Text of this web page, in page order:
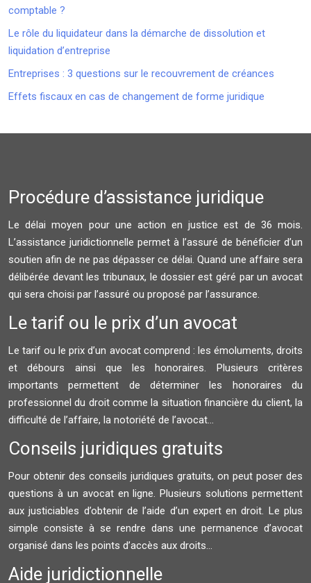
comptable ?
Le rôle du liquidateur dans la démarche de dissolution et
liquidation d’entreprise
Entreprises : 3 questions sur le recouvrement de créances
Effets fiscaux en cas de changement de forme juridique
Procédure d’assistance juridique
Le délai moyen pour une action en justice est de 36 mois.
L’assistance juridictionnelle permet à l’assuré de bénéficier d’un
soutien afin de ne pas dépasser ce délai. Quand une affaire sera
délibérée devant les tribunaux, le dossier est géré par un avocat
qui sera choisi par l’assuré ou proposé par l’assurance.
Le tarif ou le prix d’un avocat
Le tarif ou le prix d’un avocat comprend : les émoluments, droits
et débours ainsi que les honoraires. Plusieurs critères
importants permettent de déterminer les honoraires du
professionnel du droit comme la situation financière du client, la
difficulté de l’affaire, la notoriété de l’avocat…
Conseils juridiques gratuits
Pour obtenir des conseils juridiques gratuits, on peut poser des
questions à un avocat en ligne. Plusieurs solutions permettent
aux justiciables d’obtenir de l’aide d’un expert en droit. Le plus
simple consiste à se rendre dans une permanence d’avocat
organisé dans les points d’accès aux droits…
Aide juridictionnelle